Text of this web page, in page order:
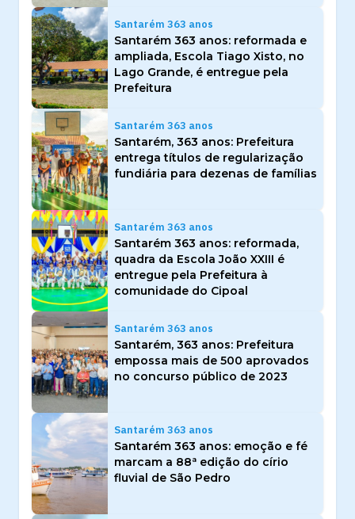
Santarém 363 anos
Santarém 363 anos: reformada e
ampliada, Escola Tiago Xisto, no
Lago Grande, é entregue pela
Prefeitura
Santarém 363 anos
Santarém, 363 anos: Prefeitura
entrega títulos de regularização
fundiária para dezenas de famílias
Santarém 363 anos
Santarém 363 anos: reformada,
quadra da Escola João XXIII é
entregue pela Prefeitura à
comunidade do Cipoal
Santarém 363 anos
Santarém, 363 anos: Prefeitura
empossa mais de 500 aprovados
no concurso público de 2023
Santarém 363 anos
Santarém 363 anos: emoção e fé
marcam a 88ª edição do círio
fluvial de São Pedro